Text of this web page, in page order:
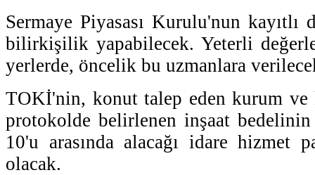
Sermaye Piyasası Kurulu'nun kayıtlı
bilirkişilik yapabilecek. Yeterli
yerlerde, öncelik bu uzmanlara
TOKİ'nin, konut talep eden kurum ve
protokolde belirlenen inşaat
10'u arasında alacağı idare hizmet
olacak.